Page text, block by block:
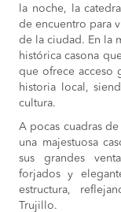
la noche, la
de encuentro para
de la ciudad. En la
histórica casona
que ofrece acceso
historia local,
cultura.
A pocas cuadras
una majestuosa
sus grandes
forjados y
estructura,
Trujillo.